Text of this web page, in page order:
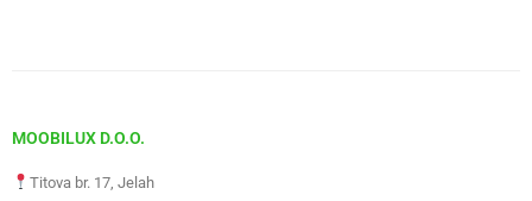
MOOBILUX D.O.O.
Titova br. 17, Jelah